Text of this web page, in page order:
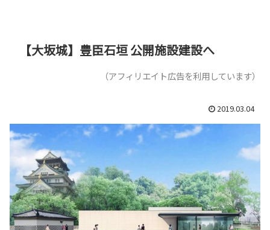
【大坂城】豊臣石垣 公開施設建設へ
（アフィリエイト広告を利用しています）
2019.03.04